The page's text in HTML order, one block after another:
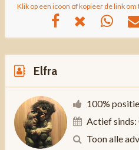
Klik op een icoon of kopieer de link
Elfra
100%
Actief sinds:
Toon alle